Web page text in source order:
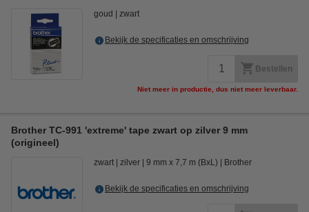
goud zwart
Bekijk de specificaties en omschrijving
Bestellen
Niet meer in productie, dus niet meer leverbaar.
Brother TC-991 'extreme' tape zwart op zilver 9 mm
(origineel)
zwart zilver 9 mm x 7,7 m (BxL) Brother
Bekijk de specificaties en omschrijving